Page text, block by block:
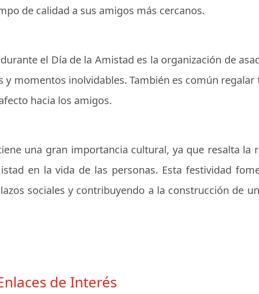
de calidad a sus amigos más cercanos.
el Día de la Amistad es la organización de
momentos inolvidables. También es común regalar
hacia los amigos.
una gran importancia cultural, ya que resalta la
en la vida de las personas. Esta festividad
sociales y contribuyendo a la construcción de
de Interés